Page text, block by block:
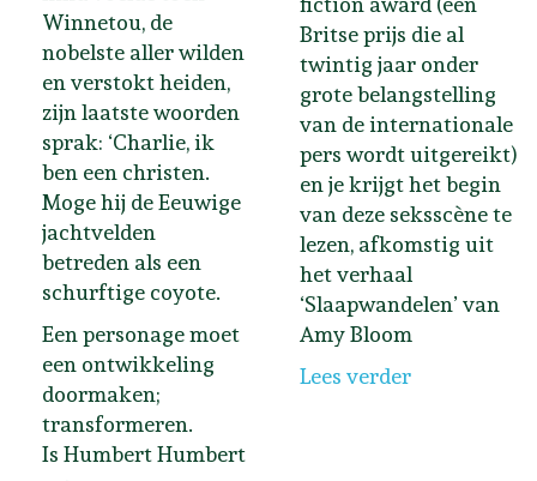
Winnetou, de
nobelste aller wilden
en verstokt heiden,
zijn laatste woorden
sprak: ‘Charlie, ik
ben een christen.
Moge hij de Eeuwige
jachtvelden
betreden als een
schurftige coyote.
Een personage moet
een ontwikkeling
doormaken;
transformeren.
Is Humbert Humbert
Britse prijs die al
twintig jaar onder
grote belangstelling
van de internationale
pers wordt uitgereikt)
en je krijgt het begin
van deze seksscène te
lezen, afkomstig uit
het verhaal
‘Slaapwandelen’ van
Amy Bloom
Lees verder